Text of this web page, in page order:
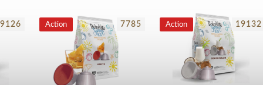
Action 7785 Action 19132